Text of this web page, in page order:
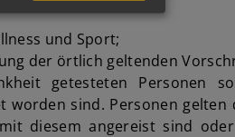
und Sport;
der örtlich geltenden
getesteten Personen
sind. Personen
diesem angereist sind